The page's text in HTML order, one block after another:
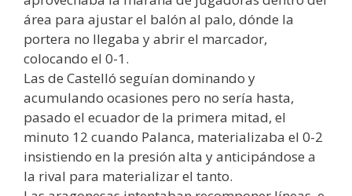
área para ajustar el balón al palo, dónde la
portera no llegaba y abrir el marcador,
colocando el 0-1.
Las de Castelló seguían dominando y
acumulando ocasiones pero no sería hasta,
pasado el ecuador de la primera mitad, el
minuto 12 cuando Palanca, materializaba el 0-2
insistiendo en la presión alta y anticipándose a
la rival para materializar el tanto.